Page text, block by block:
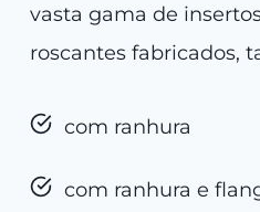
vasta gama de
roscantes fabricados,
com ranhura
com ranhura e